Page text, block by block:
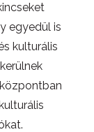
egyedül is
kulturális